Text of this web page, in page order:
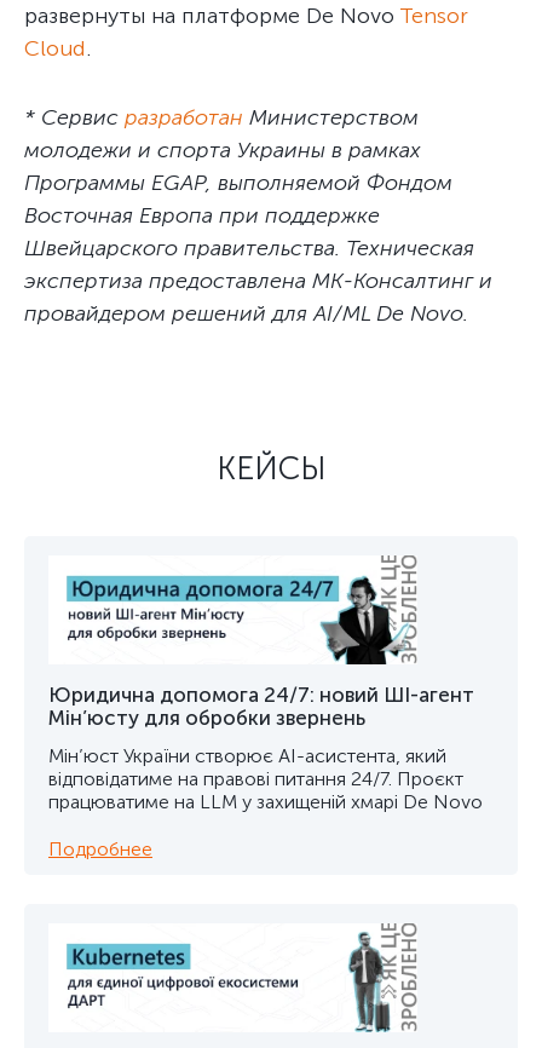
развернуты на платформе De Novo Tensor
Cloud.
* Сервис разработан Министерством
молодежи и спорта Украины в рамках
Программы EGAP, выполняемой Фондом
Восточная Европа при поддержке
Швейцарского правительства. Техническая
экспертиза предоставлена MK-Консалтинг и
провайдером решений для AI/ML De Novo.
КЕЙСЫ
Юридична допомога 24/7: новий ШІ-агент
Мін’юсту для обробки звернень
Мін’юст України створює AI-асистента, який
відповідатиме на правові питання 24/7. Проєкт
працюватиме на LLM у захищеній хмарі De Novo
Подробнее